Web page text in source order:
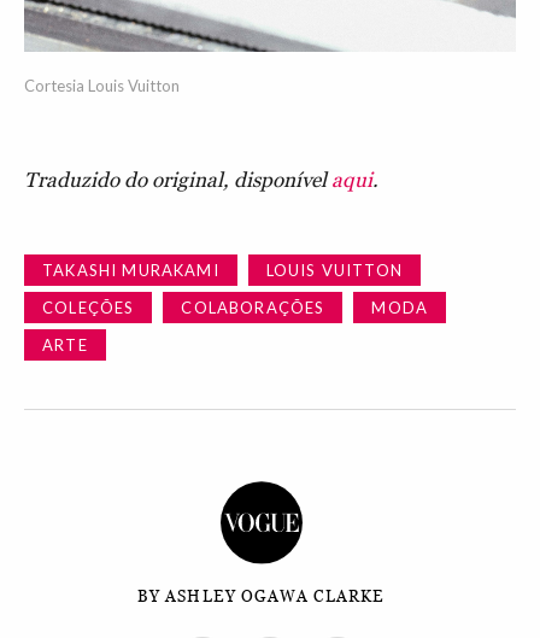
Cortesia Louis Vuitton
Traduzido do original, disponívelaqui.
TAKASHI MURAKAMI
LOUIS VUITTON
COLEÇÕES
COLABORAÇÕES
MODA
ARTE
BY ASHLEY OGAWA CLARKE